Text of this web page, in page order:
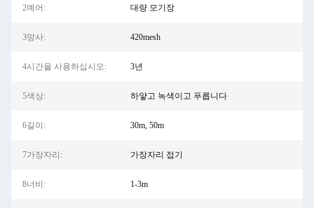
2예어: 대량 모기장
3망사: 420mesh
4시간을 사용하십시오: 3년
5색상: 하얗고 녹색이고 푸릅니다
6길이: 30m, 50m
7가장자리: 가장자리 접기
8너비: 1-3m